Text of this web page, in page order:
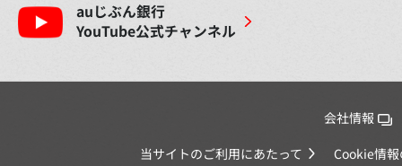
auじぶん銀行
YouTube公式チャンネル
会社情報
当サイトのご利用にあたって
Cookie情